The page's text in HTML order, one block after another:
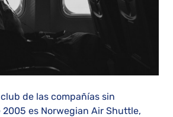
de las compañías sin
es Norwegian Air Shuttle,